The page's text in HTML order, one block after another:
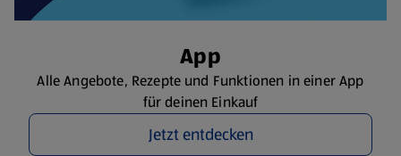
App
Alle Angebote, Rezepte und Funktionen in einer App
für deinen Einkauf
Jetzt entdecken